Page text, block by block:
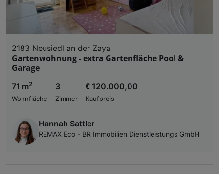
2183 Neusiedl an der Zaya
Gartenwohnung - extra Gartenfläche Pool &
Garage
71 m2
Wohnfläche
3
Zimmer
€ 120.000,00
Kaufpreis
Hannah Sattler
REMAX Eco - BR Immobilien Dienstleistungs GmbH